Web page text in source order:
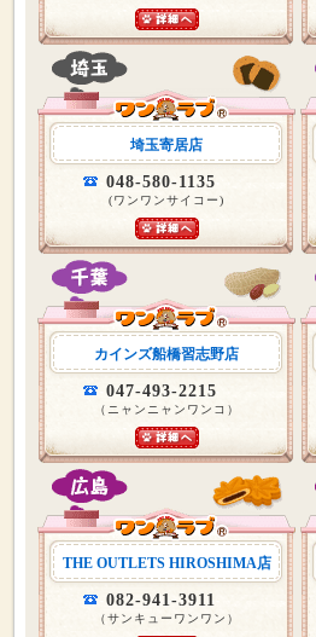
埼玉寄居店
048-580-1135
(ワンワンサイコー)
カインズ船橋習志野店
047-493-2215
（ニャンニャンワンコ）
THE OUTLETS HIROSHIMA店
082-941-3911
（サンキューワンワン）